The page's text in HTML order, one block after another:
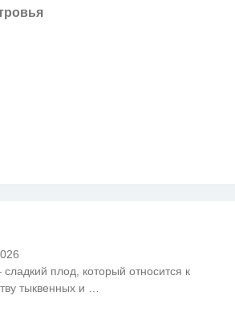
сладкий плод, который относится к
тыквенных и …